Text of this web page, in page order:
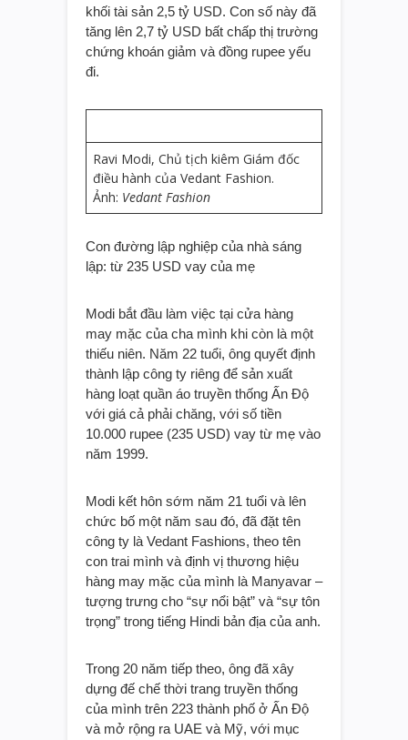
khối tài sản 2,5 tỷ USD. Con số này đã
tăng lên 2,7 tỷ USD bất chấp thị trường
chứng khoán giảm và đồng rupee yếu
đi.
Ravi Modi, Chủ tịch kiêm Giám đốc
điều hành của Vedant Fashion.
Ảnh: Vedant Fashion
Con đường lập nghiệp của nhà sáng
lập: từ 235 USD vay của mẹ
Modi bắt đầu làm việc tại cửa hàng
may mặc của cha mình khi còn là một
thiếu niên. Năm 22 tuổi, ông quyết định
thành lập công ty riêng để sản xuất
hàng loạt quần áo truyền thống Ấn Độ
với giá cả phải chăng, với số tiền
10.000 rupee (235 USD) vay từ mẹ vào
năm 1999.
Modi kết hôn sớm năm 21 tuổi và lên
chức bố một năm sau đó, đã đặt tên
công ty là Vedant Fashions, theo tên
con trai mình và định vị thương hiệu
hàng may mặc của mình là Manyavar –
tượng trưng cho “sự nổi bật” và “sự tôn
trọng” trong tiếng Hindi bản địa của anh.
Trong 20 năm tiếp theo, ông đã xây
dựng đế chế thời trang truyền thống
của mình trên 223 thành phố ở Ấn Độ
và mở rộng ra UAE và Mỹ, với mục